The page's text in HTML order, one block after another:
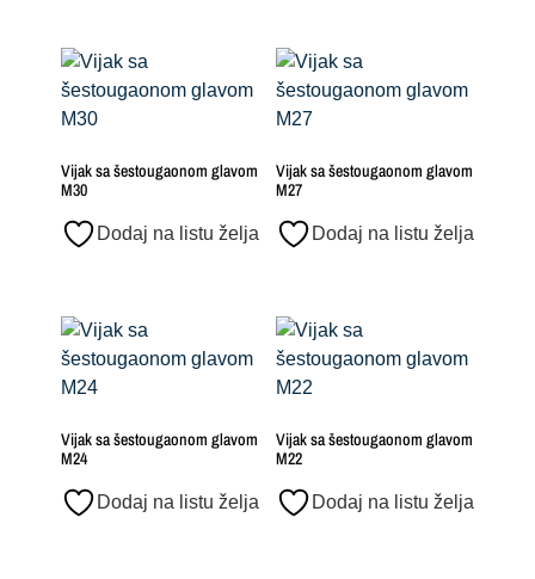
Vijak sa šestougaonom glavom
M30
Dodaj na listu želja
Vijak sa šestougaonom glavom
M27
Dodaj na listu želja
Vijak sa šestougaonom glavom
M24
Dodaj na listu želja
Vijak sa šestougaonom glavom
M22
Dodaj na listu želja